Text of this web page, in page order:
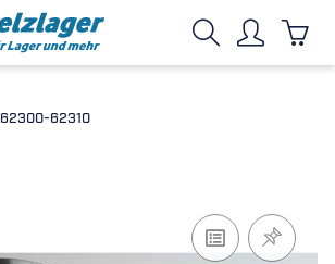
62300-62310